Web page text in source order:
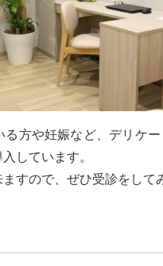
方や妊娠など、デリケ
しています。
すので、ぜひ受診をして